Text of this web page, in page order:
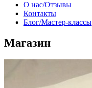
О нас/Отзывы
Контакты
Блог/Мастер-классы
Магазин